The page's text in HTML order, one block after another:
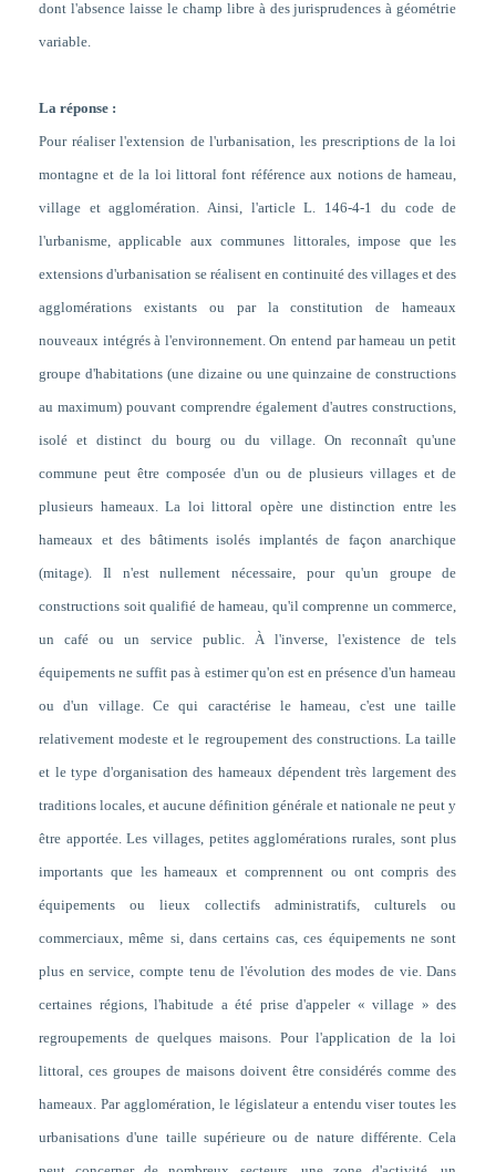
dont l'absence laisse le champ libre à des jurisprudences à géométrie
variable.
La réponse :
Pour réaliser l'extension de l'urbanisation, les prescriptions de la loi
montagne et de la loi littoral font référence aux notions de hameau,
village et agglomération. Ainsi, l'article L. 146-4-1 du code de
l'urbanisme, applicable aux communes littorales, impose que les
extensions d'urbanisation se réalisent en continuité des villages et des
agglomérations existants ou par la constitution de hameaux
nouveaux intégrés à l'environnement. On entend par hameau un petit
groupe d'habitations (une dizaine ou une quinzaine de constructions
au maximum) pouvant comprendre également d'autres constructions,
isolé et distinct du bourg ou du village. On reconnaît qu'une
commune peut être composée d'un ou de plusieurs villages et de
plusieurs hameaux. La loi littoral opère une distinction entre les
hameaux et des bâtiments isolés implantés de façon anarchique
(mitage). Il n'est nullement nécessaire, pour qu'un groupe de
constructions soit qualifié de hameau, qu'il comprenne un commerce,
un café ou un service public. À l'inverse, l'existence de tels
équipements ne suffit pas à estimer qu'on est en présence d'un hameau
ou d'un village. Ce qui caractérise le hameau, c'est une taille
relativement modeste et le regroupement des constructions. La taille
et le type d'organisation des hameaux dépendent très largement des
traditions locales, et aucune définition générale et nationale ne peut y
être apportée. Les villages, petites agglomérations rurales, sont plus
importants que les hameaux et comprennent ou ont compris des
équipements ou lieux collectifs administratifs, culturels ou
commerciaux, même si, dans certains cas, ces équipements ne sont
plus en service, compte tenu de l'évolution des modes de vie. Dans
certaines régions, l'habitude a été prise d'appeler « village » des
regroupements de quelques maisons. Pour l'application de la loi
littoral, ces groupes de maisons doivent être considérés comme des
hameaux. Par agglomération, le législateur a entendu viser toutes les
urbanisations d'une taille supérieure ou de nature différente. Cela